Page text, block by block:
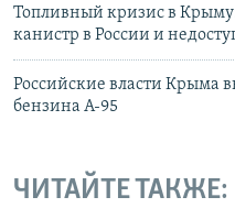
Топливный кризис в
канистр в России и
Российские власти Крыма
бензина А-95
ЧИТАЙТЕ ТАКЖЕ: